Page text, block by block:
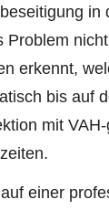
in
Problem
erkennt,
bis auf
mit
einer